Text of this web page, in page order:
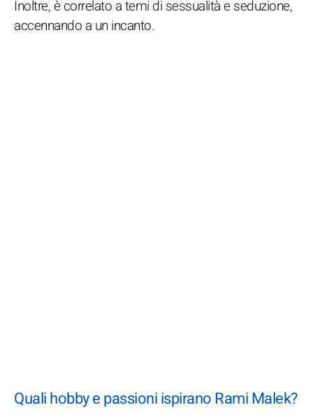
Inoltre, è correlato a temi di sessualità e seduzione,
accennando a un incanto.
Quali hobby e passioni ispirano Rami Malek?